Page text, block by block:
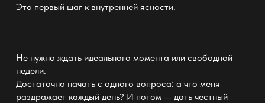
Это первый шаг к внутренней ясности.
Не нужно ждать идеального момента или свободной
недели.
Достаточно начать с одного вопроса: а что меня
раздражает каждый день? И потом — дать честный